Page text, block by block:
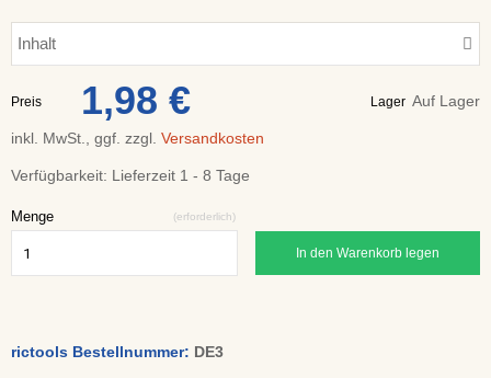
Inhalt
Preis 1,98 € Lager Auf Lager
inkl. MwSt., ggf. zzgl. Versandkosten
Verfügbarkeit: Lieferzeit 1 - 8 Tage
Menge (erforderlich)
In den Warenkorb legen
rictools Bestellnummer: DE3